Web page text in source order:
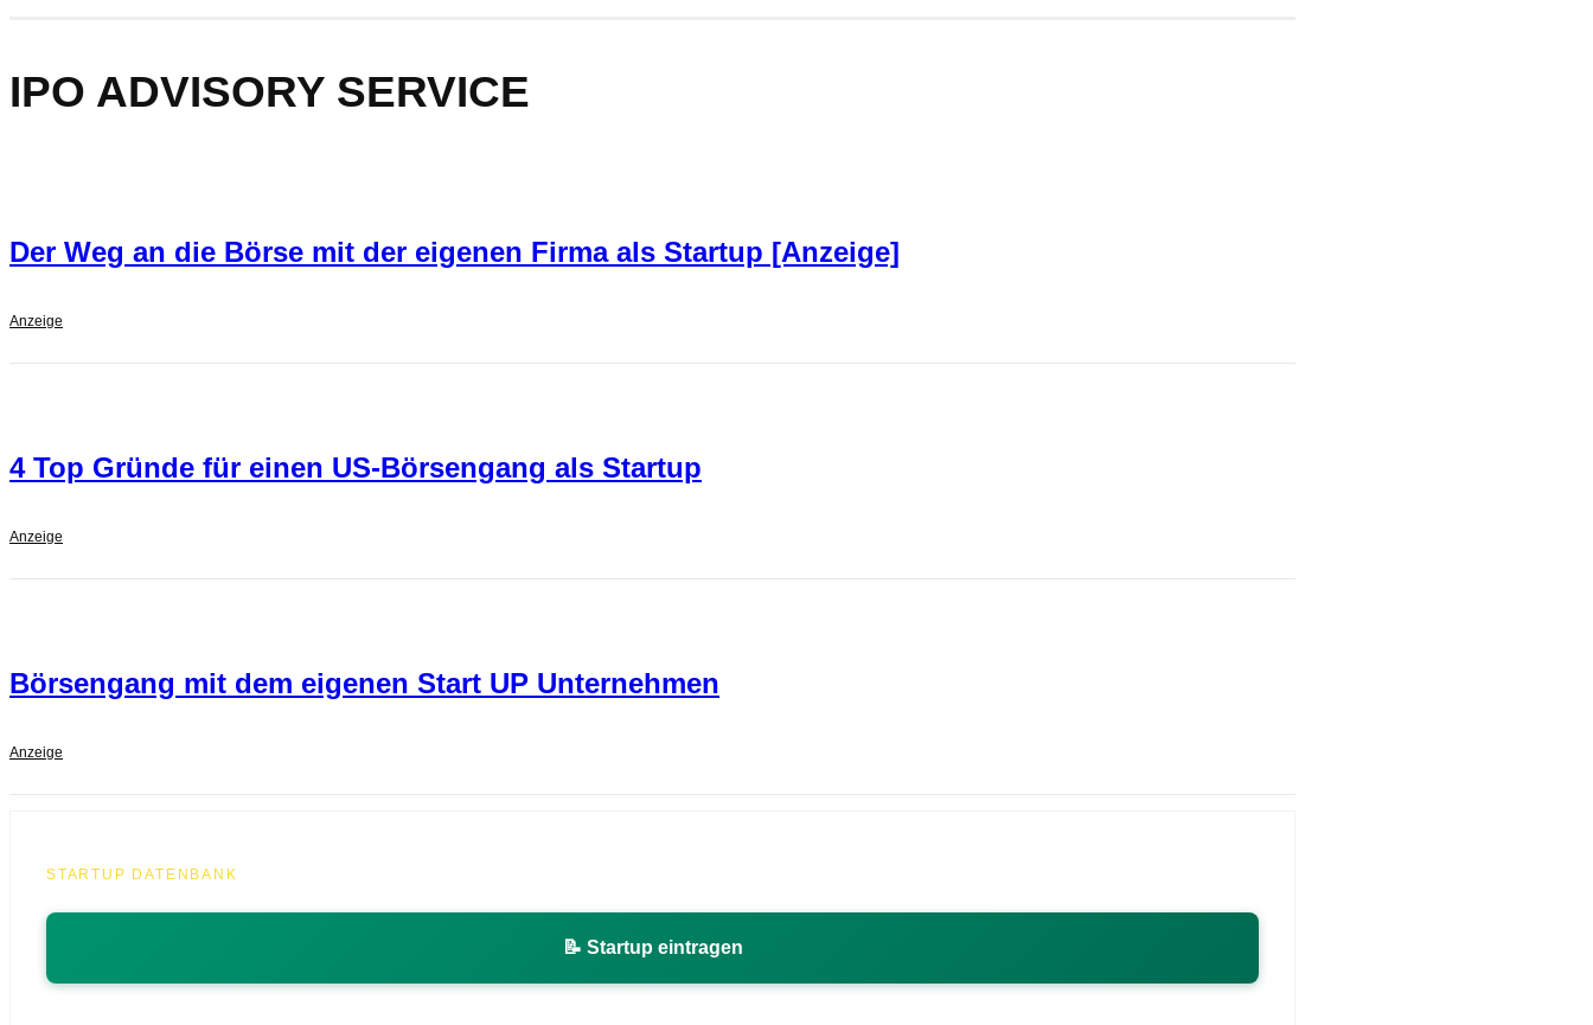
IPO ADVISORY SERVICE
Der Weg an die Börse mit der eigenen Firma als Startup [Anzeige]
Anzeige
4 Top Gründe für einen US-Börsengang als Startup
Anzeige
Börsengang mit dem eigenen Start UP Unternehmen
Anzeige
STARTUP DATENBANK
📝 Startup eintragen